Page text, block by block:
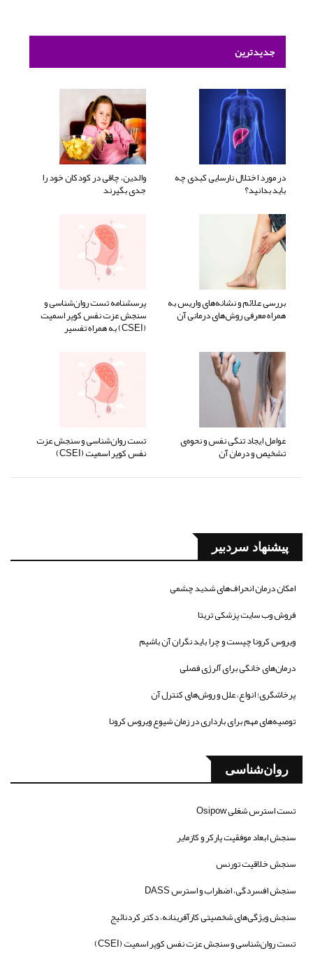
جدیدترین
در مورد اختلال نارسایی کبدی چه
باید بدانید؟
والدین، چاقی در کودکان خود را
جدی بگیرند
بررسی علائم و نشانه‌های واریس به
همراه معرفی روش‌های درمانی آن
پرسشنامه تست روان‌شناسی و
سنجش عزت نفس کوپر اسمیت
(CSEI) به همراه تفسیر
عوامل ایجاد تنگی نفس و نحوه‌ی
تشخیص و درمان آن
تست روان‌شناسی و سنجش عزت
نفس کوپر اسمیت (CSEI)
پیشنهاد سردبیر
امکان درمان انحراف‌های شدید چشمی
فروش وب سایت پزشکی تریتا
ویروس کرونا چیست و چرا باید نگران آن باشیم
درمان‌های خانگی برای آلرژی فصلی
پرخاشگری؛ انواع، علل و روش‌های کنترل آن
توصیه‌های مهم برای بارداری در زمان شیوع ویروس کرونا
روان‌شناسی
تست استرس شغلی Osipow
سنجش ابعاد موفقیت پارکر و کازمایر
سنجش خلاقیت تورنس
سنجش افسردگی، اضطراب و استرس DASS
سنجش ویژگی‌های شخصیتی کارآفرینانه، دکتر کردنائیج
تست روان‌شناسی و سنجش عزت نفس کوپر اسمیت (CSEI)